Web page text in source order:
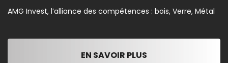
AMG Invest, l’alliance des compétences : bois, Verre, Métal
EN SAVOIR PLUS